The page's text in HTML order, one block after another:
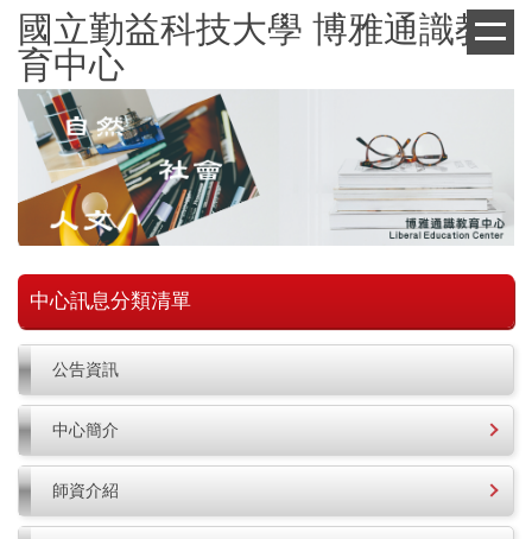
跳
到
主
要
內
國立勤益科技大學 博雅通識教
育中心
中心訊息分類清單
公告資訊
中心簡介
師資介紹